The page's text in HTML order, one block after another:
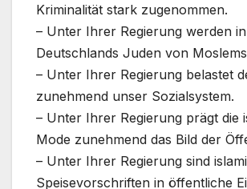
Kriminalität stark zugenommen.
– Unter Ihrer Regierung werden in
Deutschlands Juden von
– Unter Ihrer Regierung belastet
zunehmend unser Sozialsystem.
– Unter Ihrer Regierung prägt die
Mode zunehmend das Bild der
– Unter Ihrer Regierung sind
Speisevorschriften in öffentliche